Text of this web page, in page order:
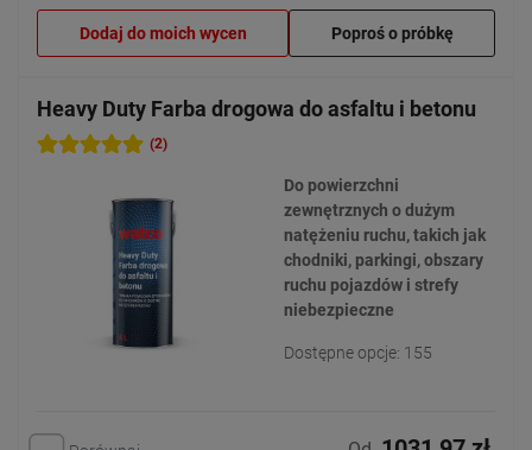
Dodaj do moich wycen Poproś o próbkę
Heavy Duty Farba drogowa do asfaltu i betonu
(2)
Do powierzchni
zewnętrznych o dużym
natężeniu ruchu, takich jak
chodniki, parkingi, obszary
ruchu pojazdów i strefy
niebezpieczne
Dostępne opcje: 155